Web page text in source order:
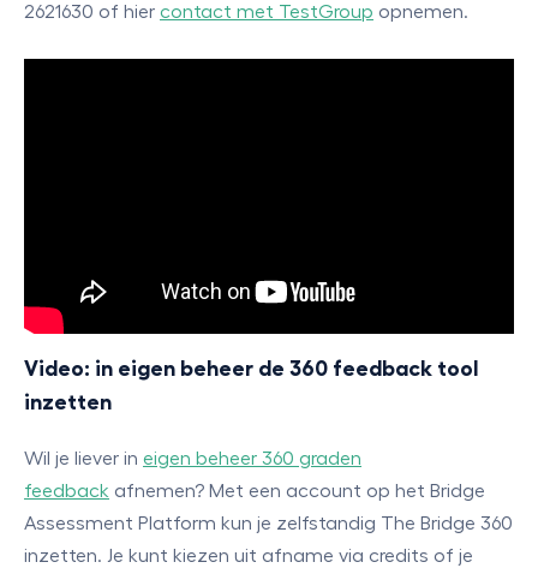
2621630 of hier contact met TestGroup opnemen.
Video: in eigen beheer de 360 feedback tool
inzetten
Wil je liever in eigen beheer 360 graden
feedback afnemen? Met een account op het Bridge
Assessment Platform kun je zelfstandig The Bridge 360
inzetten. Je kunt kiezen uit afname via credits of je